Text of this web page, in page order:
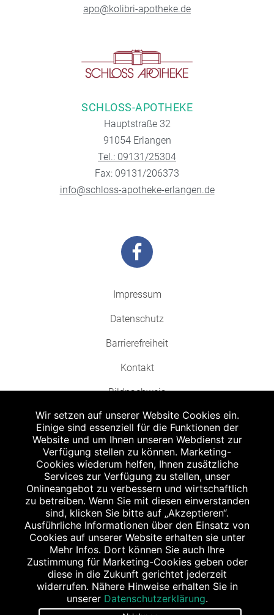
apo@kolibri-apotheke.de
SCHLOSS-APOTHEKE
Hauptstraße 32
91054 Erlangen
Tel.: 09131/25304
Fax: 09131/206373
info@schloss-apotheke-erlangen.de
Impressum
Datenschutz
Barrierefreiheit
Kontakt
Bildnachweis
Abgabe in haushaltsüblichen Mengen, solange der Vorrat reicht. Für Druck-
und Satzfehler keine Haftung.
Zu Risiken und Nebenwirkungen lesen Sie die Packungsbeilage und fragen
Sie Ihren Arzt oder Apotheker.
Angabe nach der deutschen Arzneimitteltaxe Apothekenerstattungspreis
(AEP). Der AEP ist keine unverbindliche Preisempfehlung der Hersteller. Der
AEP ist ein von den Apotheken in Ansatz gebrachter Preis für rezeptfreie
Arzneimittel. Er entspricht in der Höhe dem für Apotheken verbindlichen
Abgabepreis, zu dem eine Apotheke in bestimmten Fällen (z.B. bei Kindern
unter 12 Jahren) das Produkt mit der gesetzlichen Krankenversicherung
abrechnet. Der AEP ist der allgemeine Erstattungspreis im Falle einer
Kostenübernahme durch die gesetzlichen Krankenkassen, vor Abzug eines
Zwangsrabattes (zur Zeit 5%) nach §130 Abs. 1 SGB V.
Unverbindliche Preisempfehlung des Herstellers (UVP).
Wir setzen auf unserer Website Cookies ein.
Einige sind essenziell für die Funktionen der
Website und um Ihnen unseren Webdienst zur
Verfügung stellen zu können. Marketing-
Cookies wiederum helfen, Ihnen zusätzliche
Services zur Verfügung zu stellen, unser
Onlineangebot zu verbessern und wirtschaftlich
zu betreiben. Wenn Sie mit diesen einverstanden
sind, klicken Sie bitte auf „Akzeptieren“.
Ausführliche Informationen über den Einsatz von
Cookies auf unserer Website erhalten sie unter
Mehr Infos. Dort können Sie auch Ihre
Zustimmung für Marketing-Cookies geben oder
diese in die Zukunft gerichtet jederzeit
widerrufen. Nähere Hinweise erhalten Sie in
unserer Datenschutzerklärung.